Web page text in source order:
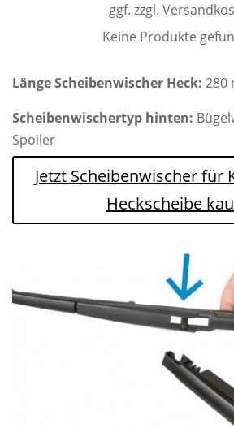
ggf. zzgl.
Keine Produkte
Länge Scheibenwischer Heck: 280
Scheibenwischertyp hinten:
Spoiler
Jetzt Scheibenwischer für
Heckscheibe